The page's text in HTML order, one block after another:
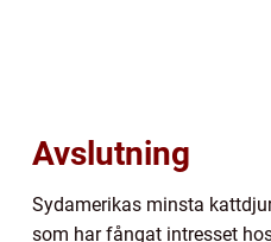
Avslutning
Sydamerikas minsta
som har fångat intresset